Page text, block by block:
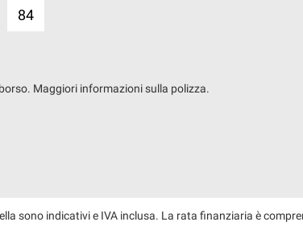
84
Maggiori informazioni sulla polizza.
sono indicativi e IVA inclusa. La rata finanziaria è